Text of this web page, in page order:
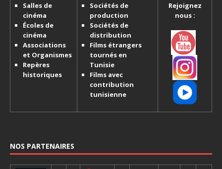
Salles de
cinéma
Écoles de
cinéma
Associations
et Organismes
Repères
historiques
Sociétés de
production
Sociétés de
distribution
Films étrangers
tournés en
Tunisie
Films avec
contribution
tunisienne
Rejoignez
nous :
NOS PARTENAIRES